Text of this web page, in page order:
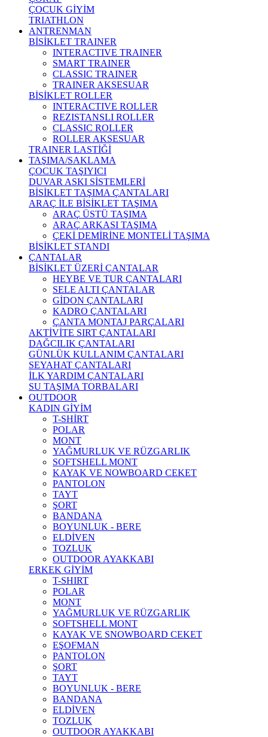
ÇOCUK GİYİM
TRIATHLON
ANTRENMAN
BİSİKLET TRAINER
INTERACTIVE TRAINER
SMART TRAINER
CLASSIC TRAINER
TRAINER AKSESUAR
BİSİKLET ROLLER
INTERACTIVE ROLLER
REZISTANSLI ROLLER
CLASSIC ROLLER
ROLLER AKSESUAR
TRAINER LASTİĞİ
TAŞIMA/SAKLAMA
ÇOCUK TAŞIYICI
DUVAR ASKI SİSTEMLERİ
BİSİKLET TAŞIMA ÇANTALARI
ARAÇ İLE BİSİKLET TAŞIMA
ARAÇ ÜSTÜ TAŞIMA
ARAÇ ARKASI TAŞIMA
ÇEKİ DEMİRİNE MONTELİ TAŞIMA
BİSİKLET STANDI
ÇANTALAR
BİSİKLET ÜZERİ ÇANTALAR
HEYBE VE TUR ÇANTALARI
SELE ALTI ÇANTALAR
GİDON ÇANTALARI
KADRO ÇANTALARI
ÇANTA MONTAJ PARÇALARI
AKTİVİTE SIRT ÇANTALARI
DAĞCILIK ÇANTALARI
GÜNLÜK KULLANIM ÇANTALARI
SEYAHAT ÇANTALARI
İLK YARDIM ÇANTALARI
SU TAŞIMA TORBALARI
OUTDOOR
KADIN GİYİM
T-SHİRT
POLAR
MONT
YAĞMURLUK VE RÜZGARLIK
SOFTSHELL MONT
KAYAK VE NOWBOARD CEKET
PANTOLON
TAYT
ŞORT
BANDANA
BOYUNLUK - BERE
ELDİVEN
TOZLUK
OUTDOOR AYAKKABI
ERKEK GİYİM
T-SHIRT
POLAR
MONT
YAĞMURLUK VE RÜZGARLIK
SOFTSHELL MONT
KAYAK VE SNOWBOARD CEKET
EŞOFMAN
PANTOLON
ŞORT
TAYT
BOYUNLUK - BERE
BANDANA
ELDİVEN
TOZLUK
OUTDOOR AYAKKABI